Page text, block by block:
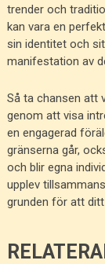
trender och
kan vara en
sin identitet och
manifestation av
Så ta chansen att
genom att visa
en engagerad
gränserna går,
och blir egna
upplev
grunden för att